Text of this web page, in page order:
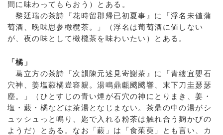
間に味わってもらおう）とある。
黎廷瑞の茶詩『花時留郡帰已初夏事』に「浮名未値蒲
萄酒、晚味思参橄欖茶。」（浮名は葡萄酒に値しない
が、夜の味として橄欖茶を味わいたい）とある。
「橘」
葛立方の茶詩『次韻陳元述見寄謝茶』に「青縷宜嬰石
穴神、姜塩藙橘豈容親。湯鳴鼎甗颼颼響、末下刀圭瑟瑟
塵。」（ひとすじの青い煙が石穴の神にとりまき、姜・
塩・藙・橘などは茶湯となじまない。茶鼎の中の湯がシ
ュッシュっと鳴り、匙で入れる粉茶は触れ合う麹かびの
ようだ）とある。なお「藙」は「食茱萸」とも言い、カ